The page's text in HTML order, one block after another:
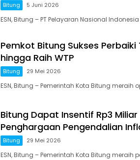
Bitung 5 Juni 2026
ESN, Bitung – PT Pelayaran Nasional Indonesia
Pemkot Bitung Sukses
hingga Raih WTP
Bitung 29 Mei 2026
ESN, Bitung – Pemerintah Kota Bitung meraih
Bitung Dapat Insentif Rp3 Miliar
Penghargaan Pengendalian
Bitung 29 Mei 2026
ESN, Bitung – Pemerintah Kota Bitung meraih